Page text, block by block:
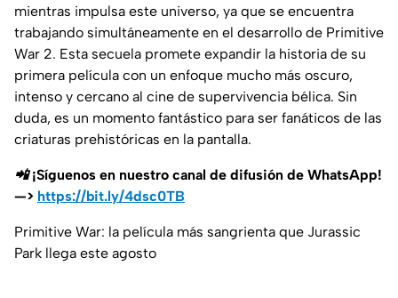
mientras impulsa este universo, ya que se encuentra
trabajando simultáneamente en el desarrollo de Primitive
War 2. Esta secuela promete expandir la historia de su
primera película con un enfoque mucho más oscuro,
intenso y cercano al cine de supervivencia bélica. Sin
duda, es un momento fantástico para ser fanáticos de las
criaturas prehistóricas en la pantalla.
📲 ¡Síguenos en nuestro canal de difusión de WhatsApp!
—> https://bit.ly/4dsc0TB
Primitive War: la película más sangrienta que Jurassic
Park llega este agosto